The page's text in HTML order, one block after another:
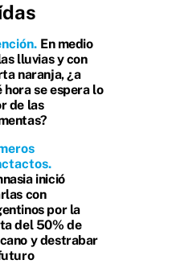
En medio
lluvias y con
naranja, ¿a
hora se espera lo
de las
inició
con
por la
del 50% de
y destrabar